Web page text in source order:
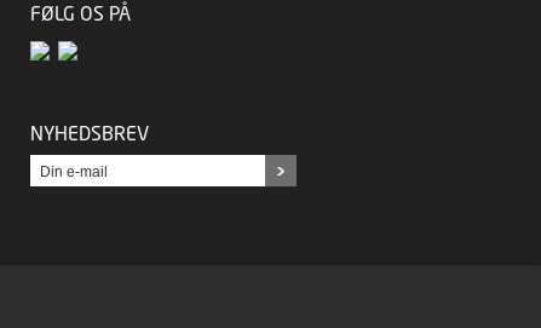
FØLG OS PÅ
NYHEDSBREV